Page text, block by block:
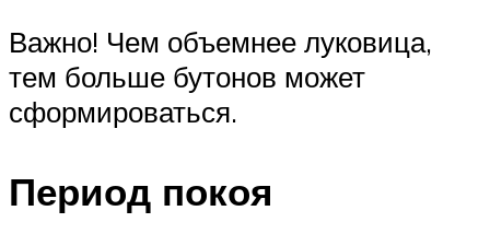
Важно! Чем объемнее луковица,
тем больше бутонов может
сформироваться.
Период покоя